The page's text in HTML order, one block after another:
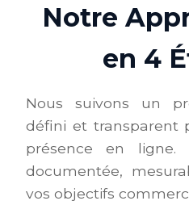
Notre
en 4
Nous suivons un
défini et transparent
présence en ligne.
documentée,
vos objectifs